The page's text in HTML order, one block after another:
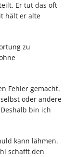
Er tut das oft
hält er alte
zu
Fehler gemacht.
oder andere
bin ich
kann lähmen.
schafft den